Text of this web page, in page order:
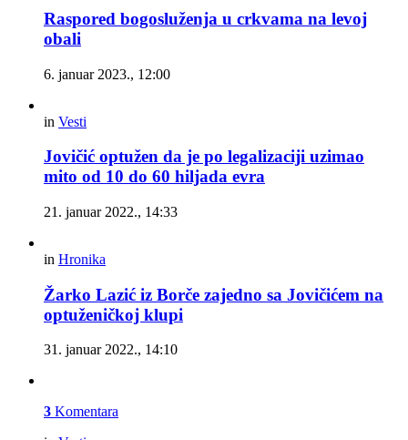
Raspored bogosluženja u crkvama na levoj
obali
6. januar 2023., 12:00
in Vesti
Jovičić optužen da je po legalizaciji uzimao
mito od 10 do 60 hiljada evra
21. januar 2022., 14:33
in Hronika
Žarko Lazić iz Borče zajedno sa Jovičićem na
optuženičkoj klupi
31. januar 2022., 14:10
3 Komentara